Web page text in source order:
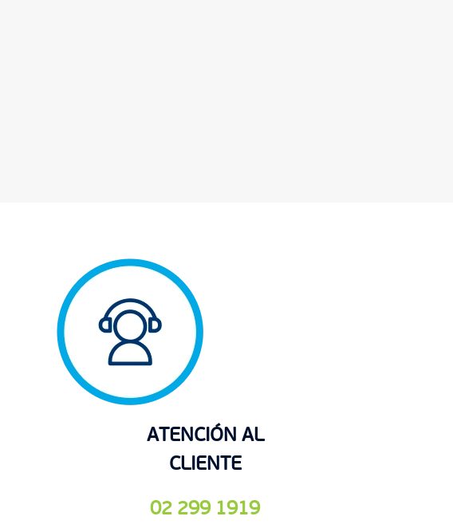
ATENCIÓN AL
CLIENTE
02 299 1919